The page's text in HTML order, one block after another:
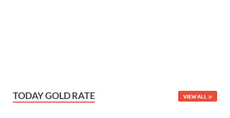
TODAY GOLD RATE VIEW ALL